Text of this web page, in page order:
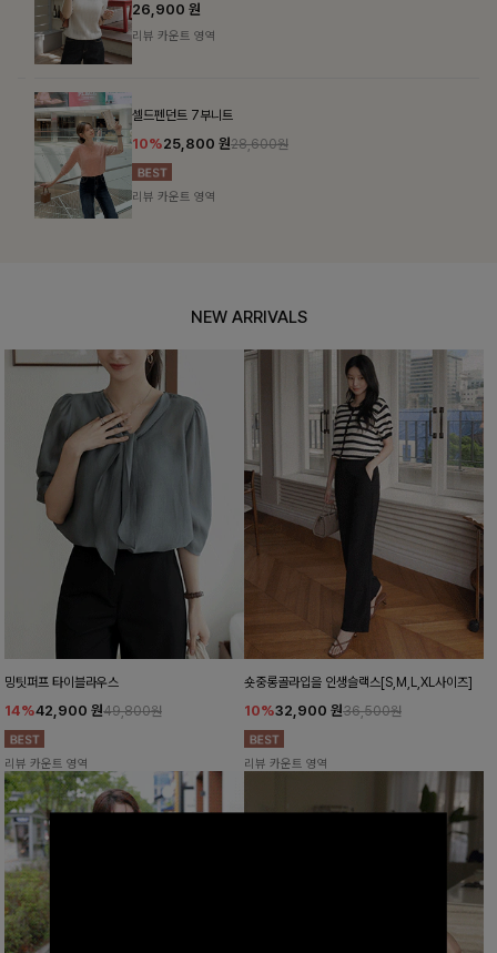
26,900원
리뷰 카운트 영역
셀드펜던트 7부니트
10%25,800원 28,600원
리뷰 카운트 영역
NEW ARRIVALS
밍팃퍼프 타이블라우스
14%42,900 원49,800원
리뷰 카운트 영역
숏중롱골라입을 인생슬랙스[S,M,L,XL사이즈]
10%32,900 원36,500원
리뷰 카운트 영역